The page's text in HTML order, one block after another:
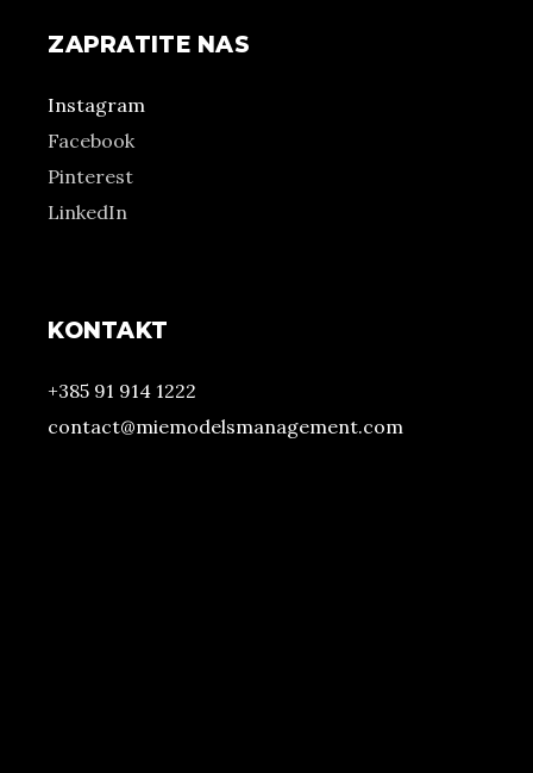
ZAPRATITE NAS
Instagram
Facebook
Pinterest
LinkedIn
KONTAKT
+385 91 914 1222
contact@miemodelsmanagement.com